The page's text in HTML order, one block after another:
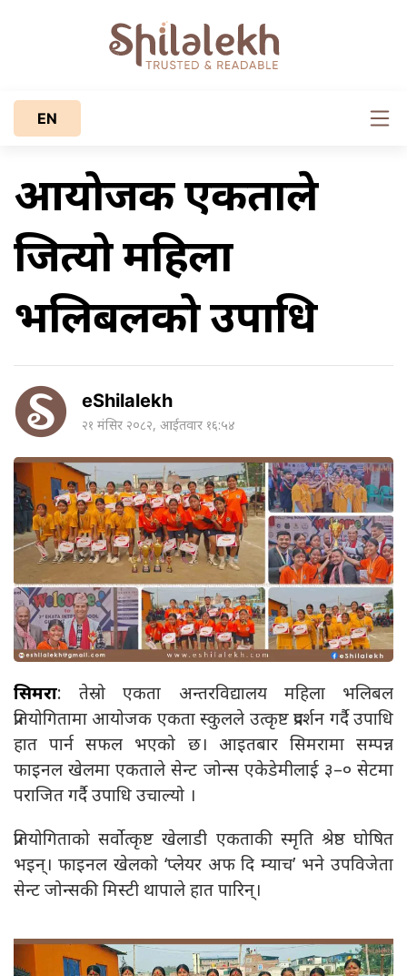
EN
आयोजक एकताले
जित्यो महिला
भलिबलको उपाधि
eShilalekh
२१ मंसिर २०८२, आईतवार १६:५४
सिमरा: तेस्रो एकता अन्तरविद्यालय महिला भलिबल
प्रतियोगितामा आयोजक एकता स्कुलले उत्कृष्ट प्रदर्शन गर्दै उपाधि
हात पार्न सफल भएको छ। आइतबार सिमरामा सम्पन्न
फाइनल खेलमा एकताले सेन्ट जोन्स एकेडेमीलाई ३–० सेटमा
पराजित गर्दै उपाधि उचाल्यो ।
प्रतियोगिताको सर्वोत्कृष्ट खेलाडी एकताकी स्मृति श्रेष्ठ घोषित
भइन्। फाइनल खेलको ‘प्लेयर अफ दि म्याच’ भने उपविजेता
सेन्ट जोन्सकी मिस्टी थापाले हात पारिन्।